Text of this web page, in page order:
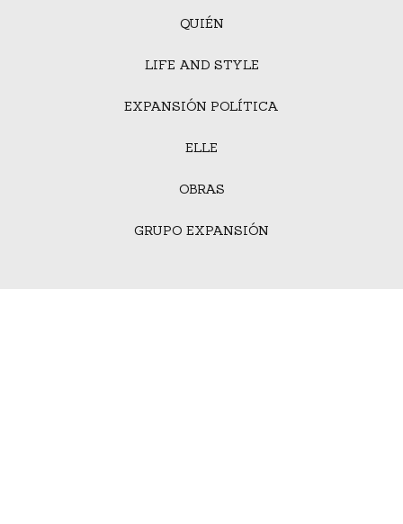
QUIÉN
LIFE AND STYLE
EXPANSIÓN POLÍTICA
ELLE
OBRAS
GRUPO EXPANSIÓN